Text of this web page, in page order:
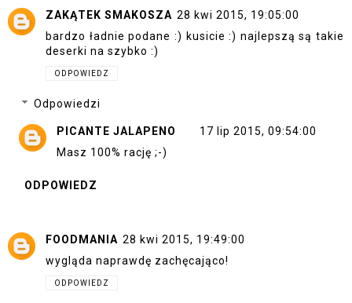
ZAKĄTEK SMAKOSZA 28 kwi 2015, 19:05:00
bardzo ładnie podane :) kusicie :) najlepszą są takie
deserki na szybko :)
ODPOWIEDZ
Odpowiedzi
PICANTE JALAPENO
17 lip 2015, 09:54:00
Masz 100% rację ;-)
ODPOWIEDZ
FOODMANIA 28 kwi 2015, 19:49:00
wygląda naprawdę zachęcająco!
ODPOWIEDZ